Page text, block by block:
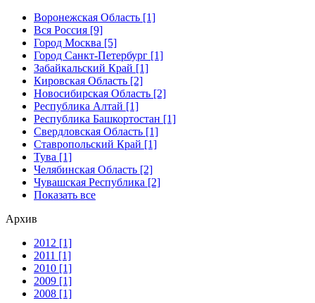
Воронежская Область [1]
Вся Россия [9]
Город Москва [5]
Город Санкт-Петербург [1]
Забайкальский Край [1]
Кировская Область [2]
Новосибирская Область [2]
Республика Алтай [1]
Республика Башкортостан [1]
Свердловская Область [1]
Ставропольский Край [1]
Тува [1]
Челябинская Область [2]
Чувашская Республика [2]
Показать все
Архив
2012 [1]
2011 [1]
2010 [1]
2009 [1]
2008 [1]